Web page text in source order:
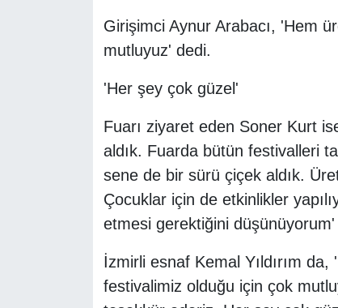
Girişimci Aynur Arabacı, 'Hem
mutluyuz' dedi.
'Her şey çok güzel'
Fuarı ziyaret eden Soner Kurt
aldık. Fuarda bütün festivalleri
sene de bir sürü çiçek aldık.
Çocuklar için de etkinlikler
etmesi gerektiğini düşünüyorum'
İzmirli esnaf Kemal Yıldırım
festivalimiz olduğu için çok